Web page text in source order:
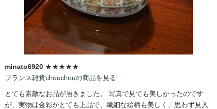
minato6920 ★★★★★
フランス雑貨chouchouの商品を見る
とても素敵なお品が届きました。 写真で見ても美しかったのです
が、実物は金彩がとても上品で、繊細な絵柄も美しく、思わず見入